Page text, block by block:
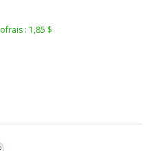
: 1,85 $